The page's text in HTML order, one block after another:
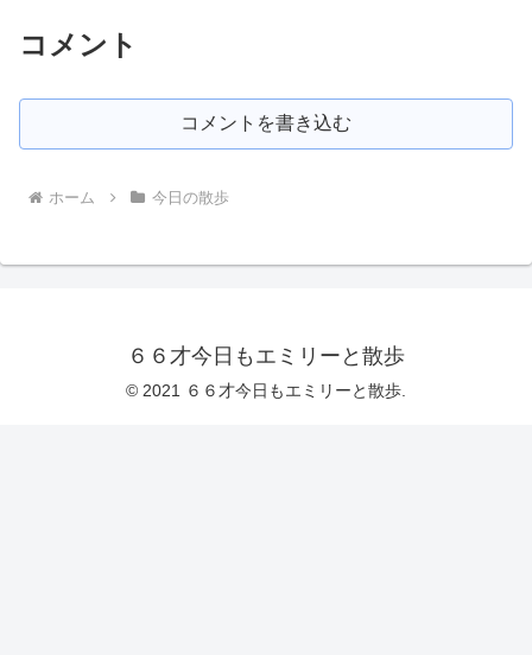
コメント
コメントを書き込む
ホーム 今日の散歩
６６才今日もエミリーと散歩
© 2021 ６６才今日もエミリーと散歩.